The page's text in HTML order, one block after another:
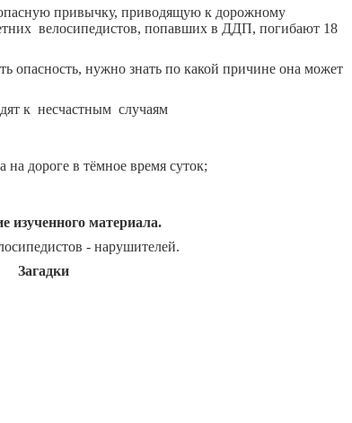
привычку, приводящую к дорожному
велосипедистов, попавших в ДДП, погибают 18
опасность, нужно знать по какой причине она может
к несчастным случаям
на дороге в тёмное время суток;
изученного материала.
- нарушителей.
Загадки